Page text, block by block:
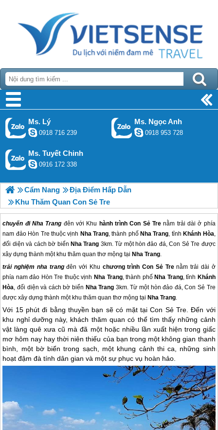
Ms. Lý
0918 716 239
Ms. Ngọc Anh
0918 953 728
Ms. Tuyết Chinh
0916 172 338
Cẩm Nang
Địa Điểm Hấp Dẫn
Khu Thăm Quan Con Sẻ Tre
chuyến đi Nha Trang đên với Khu hành trình Con Sẻ Trenằm trải dài ở phía
nam đảo Hòn Tre thuộc vịnh Nha Trang, thành phố Nha Trang, tỉnh Khánh Hòa,
đối diện và cách bờ biển Nha Trang 3km. Từ một hòn đảo đá, Con Sẻ Tre được
xây dựng thành một khu thăm quan thơ mộng tại Nha Trang.
trải nghiệm nha trangđên với Khu chương trình Con Sẻ Trenằm trải dài ở
phía nam đảo Hòn Tre thuộc vịnh Nha Trang, thành phố Nha Trang, tỉnh Khánh
Hòa, đối diện và cách bờ biển Nha Trang 3km. Từ một hòn đảo đá, Con Sẻ Tre
được xây dựng thành một khu thăm quan thơ mộng tại Nha Trang.
Với 15 phút đi bằng thuyền bạn sẽ có mặt tại Con Sẻ Tre. Đến với
khu nghỉ dưỡng này, khách thăm quan có thể tìm thấy những cảnh
vật làng quê xưa cũ mà đã một hoặc nhiều lần xuất hiện trong giấc
mơ hôm nay hay thời niên thiếu của bạn trong một không gian thanh
bình, một bờ biển trong sạch, một khung cảnh thi ca, những sinh
hoạt đậm đà tính dân gian và một sự phục vụ hoàn hảo.